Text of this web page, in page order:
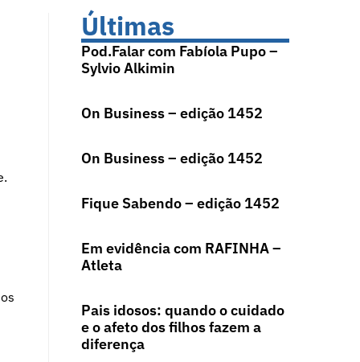
Últimas
Pod.Falar com Fabíola Pupo –
Sylvio Alkimin
On Business – edição 1452
On Business – edição 1452
Fique Sabendo – edição 1452
Em evidência com RAFINHA –
Atleta
Pais idosos: quando o cuidado
e o afeto dos filhos fazem a
diferença